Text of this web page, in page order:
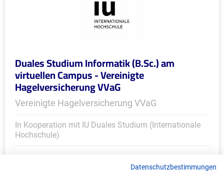
Duales Studium Informatik (B.Sc.) am
virtuellen Campus - Vereinigte
Hagelversicherung VVaG
Vereinigte Hagelversicherung VVaG
In Kooperation mit IU Duales Studium (Internationale
Hochschule)
Datenschutzbestimmungen